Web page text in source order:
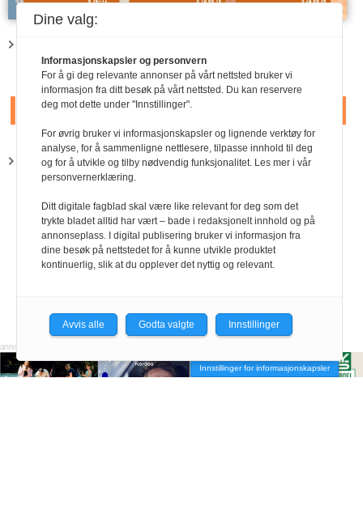
Innhold nummer 1/2011
PDF-utgave
Innstillinger for informasjonskapsler
Dine valg:
Informasjonskapsler og personvern
For å gi deg relevante annonser på vårt nettsted bruker vi
informasjon fra ditt besøk på vårt nettsted. Du kan reservere
deg mot dette under "Innstillinger".
For øvrig bruker vi informasjonskapsler og lignende verktøy for
analyse, for å sammenligne nettlesere, tilpasse innhold til deg
og for å utvikle og tilby nødvendig funksjonalitet. Les mer i vår
personvernerklæring.
Ditt digitale fagblad skal være like relevant for deg som det
trykte bladet alltid har vært – bade i redaksjonelt innhold og på
annonseplass. I digital publisering bruker vi informasjon fra
dine besøk på nettstedet for å kunne utvikle produktet
kontinuerlig, slik at du opplever det nyttig og relevant.
Avvis alle Godta valgte Innstillinger